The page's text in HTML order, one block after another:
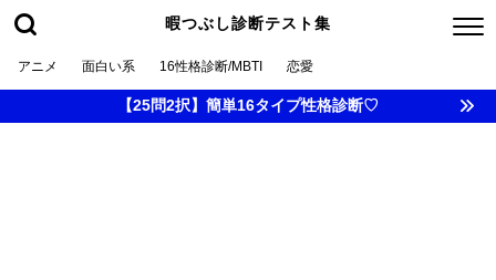
暇つぶし診断テスト集
アニメ 面白い系 16性格診断/MBTI 恋愛
【25問2択】簡単16タイプ性格診断♡